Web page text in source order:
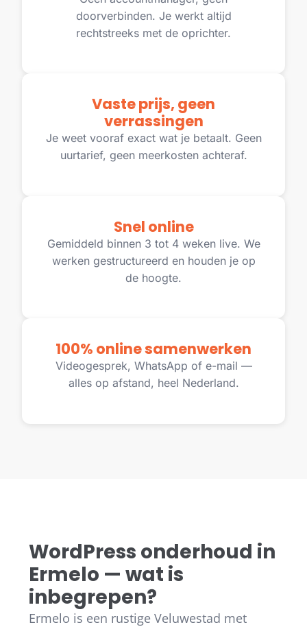
doorverbinden. Je werkt altijd
rechtstreeks met de oprichter.
Vaste prijs, geen
verrassingen
Je weet vooraf exact wat je betaalt. Geen
uurtarief, geen meerkosten achteraf.
Snel online
Gemiddeld binnen 3 tot 4 weken live. We
werken gestructureerd en houden je op
de hoogte.
100% online samenwerken
Videogesprek, WhatsApp of e-mail —
alles op afstand, heel Nederland.
WordPress onderhoud in
Ermelo — wat is
inbegrepen?
Ermelo is een rustige Veluwestad met